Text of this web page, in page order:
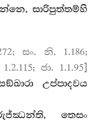
සාරිපුත්තම්හි
සං. නි. 1.186;
ජා. 1.1.95]
උප්පාදවය
තෙසං